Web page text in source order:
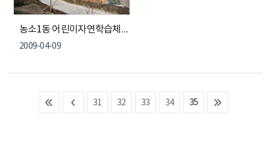
농소1동 어린이자연학습체험장 사진
2009-04-09
31 32 33 34 35